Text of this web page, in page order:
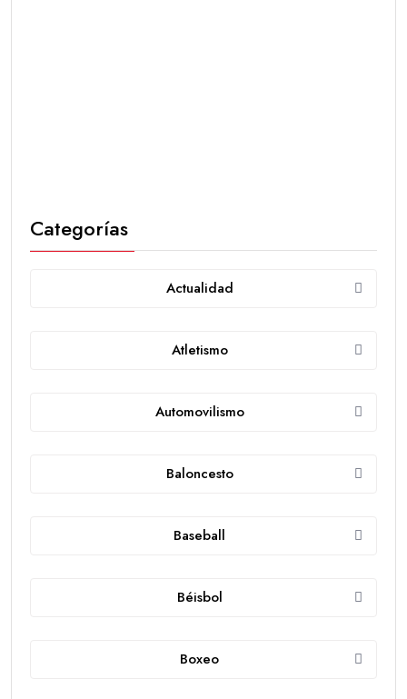
Categorías
Actualidad
Atletismo
Automovilismo
Baloncesto
Baseball
Béisbol
Boxeo